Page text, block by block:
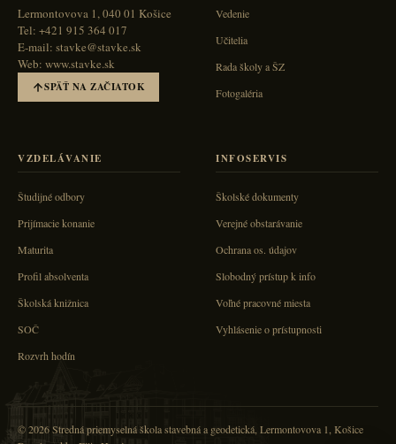
Lermontovova 1, 040 01 Košice
Tel: +421 915 364 017
E-mail: stavke@stavke.sk
Web: www.stavke.sk
SPÄŤ NA ZAČIATOK
Vedenie
Učitelia
Rada školy a ŠZ
Fotogaléria
VZDELÁVANIE
Študijné odbory
Prijímacie konanie
Maturita
Profil absolventa
Školská knižnica
SOČ
Rozvrh hodín
INFOSERVIS
Školské dokumenty
Verejné obstarávanie
Ochrana os. údajov
Slobodný prístup k info
Voľné pracovné miesta
Vyhlásenie o prístupnosti
© 2026 Stredná priemyselná škola stavebná a geodetická, Lermontovova 1, Košice